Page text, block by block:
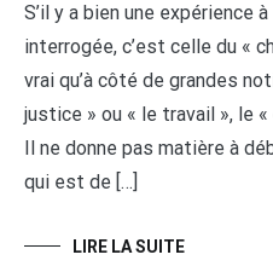
S’il y a bien une
interrogée, c’est celle du «
vrai qu’à côté de grandes
justice » ou « le travail », le
Il ne donne pas matière à
qui est de […]
LIRE LA SUITE